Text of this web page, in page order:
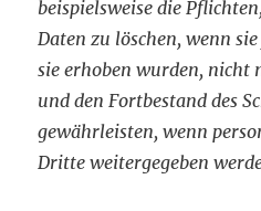
beispielsweise die
Daten zu löschen, wenn
sie erhoben wurden, nicht
und den Fortbestand des
gewährleisten, wenn
Dritte weitergegeben